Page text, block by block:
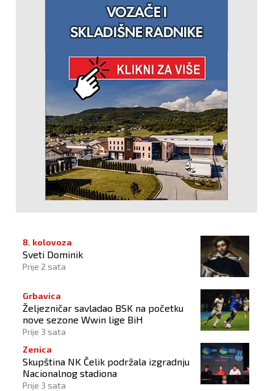
8. kolovoza
Sveti Dominik
Prije 2 sata
Grbavica
Željezničar savladao BSK na početku
nove sezone Wwin lige BiH
Prije 3 sata
Zenica
Skupština NK Čelik podržala izgradnju
Nacionalnog stadiona
Prije 3 sata